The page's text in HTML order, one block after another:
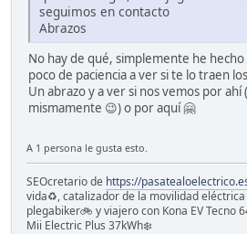
seguimos en contacto
Abrazos
No hay de qué, simplemente he
poco de paciencia a ver si te lo traen
Un abrazo y a ver si nos vemos por
mismamente 😉) o por aquí 🤗
A 1 persona le gusta esto.
SEOcretario de https://
vida♻️, catalizador de la movilidad
plegabiker🚲 y viajero con Kona EV Tecno
Mii Electric Plus 37kWh❄️